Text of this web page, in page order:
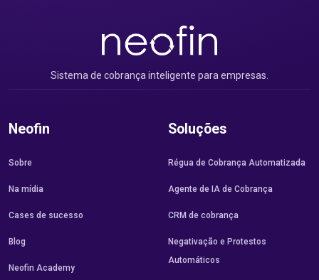
Sistema de cobrança inteligente para empresas.
Neofin
Sobre
Na mídia
Cases de sucesso
Blog
Neofin Academy
Soluções
Régua de Cobrança Automatizada
Agente de IA de Cobrança
CRM de cobrança
Negativação e Protestos
Automáticos